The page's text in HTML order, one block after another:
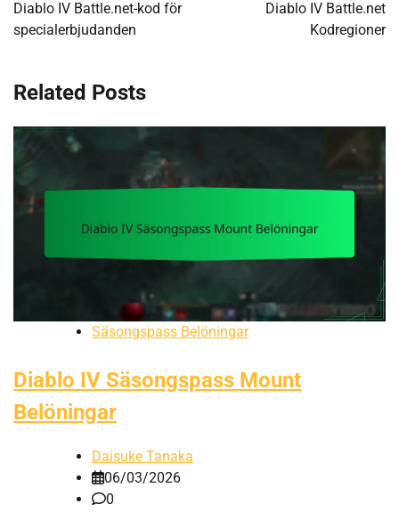
Diablo IV Battle.net-kod för
specialerbjudanden
Diablo IV Battle.net
Kodregioner
Related Posts
Säsongspass Belöningar
Diablo IV Säsongspass Mount
Belöningar
Daisuke Tanaka
06/03/2026
0